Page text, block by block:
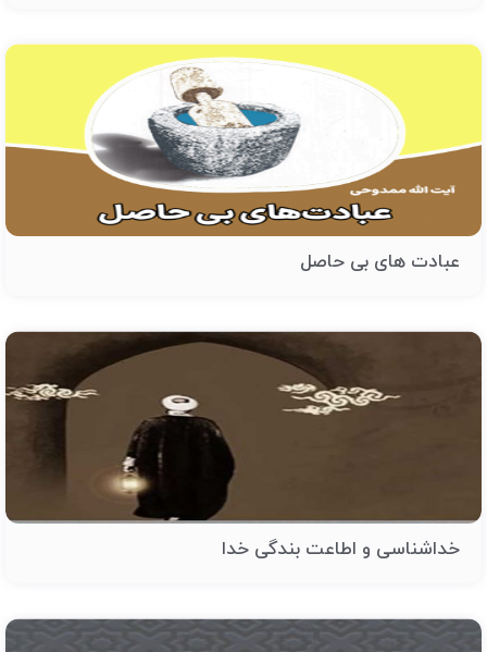
عبادت های بی حاصل
خداشناسی و اطاعت بندگی خدا